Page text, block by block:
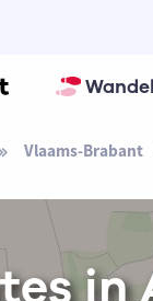
Vlaams-Brabant
in